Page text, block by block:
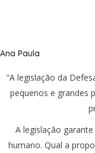
Ana Paula
“A legislação da
pequenos e grandes
A legislação
humano. Qual a